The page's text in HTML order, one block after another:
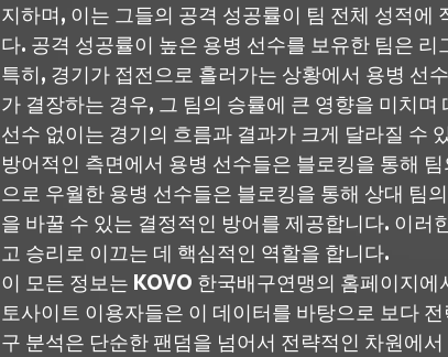
지하며, 이는 그들의 공격 성공률이 팀 전체 성적에
다. 공격 성공률이 높은 용병 선수를 보유한 팀은
특히, 경기가 접전으로 흘러가는 상황에서 용병 선
가 결장하는 경우, 그 팀의 승률에 큰 영향을 미치
선수 없이는 경기의 흐름과 결과가 크게 달라질 수
방어적인 측면에서 용병 선수들은 블로킹을 통해
으로 우월한 용병 선수들은 블로킹을 통해 상대 팀
을 바꿀 수 있는 결정적인 방어를 제공합니다. 이러
고 승리로 이끄는 데 핵심적인 역할을 합니다.
이 모든 정보는 KOVO 한국배구연맹의 홈페이지에
토사이트 이용자들은 이 데이터를 바탕으로 보다
구 분석은 단순한 팬덤을 넘어서 전략적인 차원에